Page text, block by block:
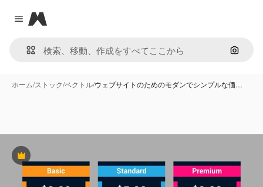
Close menu
Magnific
画像で
ホーム/ストック/ベクトル/ウェブサイトのためのモダンでシンプルな価…
Premium